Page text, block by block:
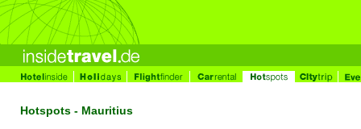
Hotspots - Mauritius